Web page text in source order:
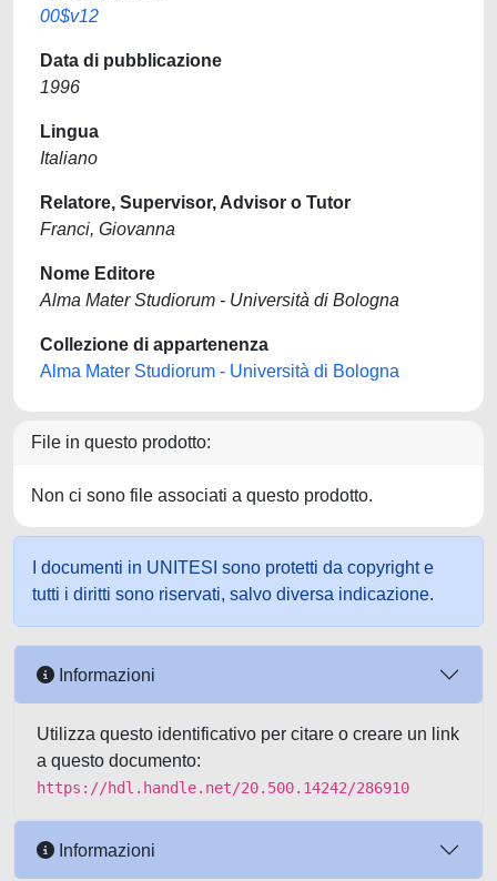
00$v12
Data di pubblicazione
1996
Lingua
Italiano
Relatore, Supervisor, Advisor o Tutor
Franci, Giovanna
Nome Editore
Alma Mater Studiorum - Università di Bologna
Collezione di appartenenza
Alma Mater Studiorum - Università di Bologna
File in questo prodotto:
Non ci sono file associati a questo prodotto.
I documenti in UNITESI sono protetti da copyright e
tutti i diritti sono riservati, salvo diversa indicazione.
Informazioni
Utilizza questo identificativo per citare o creare un link
a questo documento:
https://hdl.handle.net/20.500.14242/286910
Informazioni